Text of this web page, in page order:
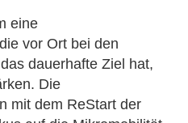
eine
vor Ort bei den
dauerhafte Ziel hat,
Die
mit dem ReStart der